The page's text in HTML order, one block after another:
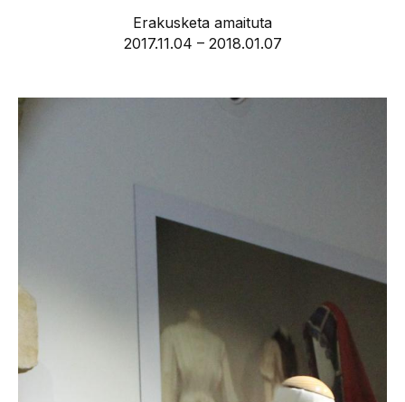
Erakusketa amaituta
2017.11.04 – 2018.01.07